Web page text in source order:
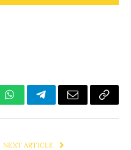
WhatsAppTelegramEmail Copy
NEXT ARTICLE